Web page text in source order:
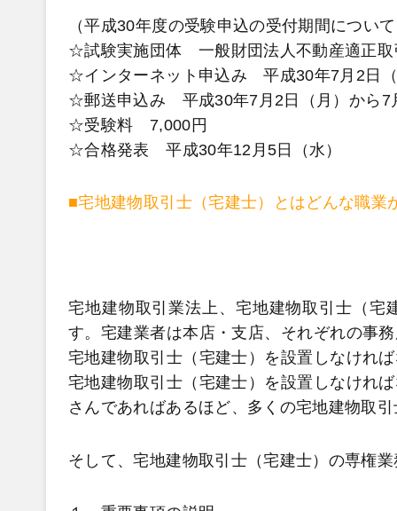
（平成30年度の受験申込の受付期間につい
☆試験実施団体 一般財団法人不動産適正取
☆インターネット申込み 平成30年7月2日
☆郵送申込み 平成30年7月2日（月）から7
☆受験料 7,000円
☆合格発表 平成30年12月5日（水）
■宅地建物取引士（宅建士）とはどんな職業
宅地建物取引業法上、宅地建物取引士（宅
す。宅建業者は本店・支店、それぞれの事
宅地建物取引士（宅建士）を設置しなけれ
宅地建物取引士（宅建士）を設置しなけれ
さんであればあるほど、多くの宅地建物取
そして、宅地建物取引士（宅建士）の専権